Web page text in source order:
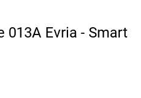
013A Evria - Smart